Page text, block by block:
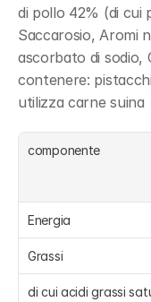
di pollo 42% (di cui
Saccarosio, Aromi
ascorbato di sodio,
contenere:
utilizza carne suina
componente
Energia
Grassi
di cui acidi grassi